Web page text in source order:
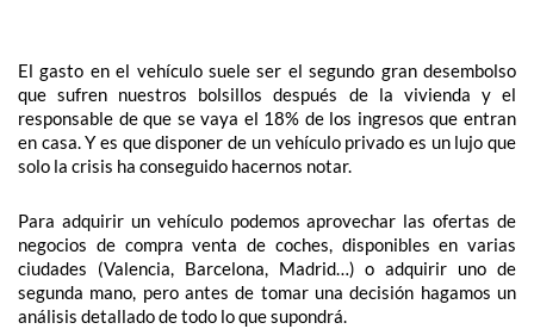
El gasto en el vehículo suele ser el segundo gran desembolso
que sufren nuestros bolsillos después de la vivienda y el
responsable de que se vaya el 18% de los ingresos que entran
en casa. Y es que disponer de un vehículo privado es un lujo que
solo la crisis ha conseguido hacernos notar.
Para adquirir un vehículo podemos aprovechar las ofertas de
negocios de compra venta de coches, disponibles en varias
ciudades (Valencia, Barcelona, Madrid…) o adquirir uno de
segunda mano, pero antes de tomar una decisión hagamos un
análisis detallado de todo lo que supondrá.